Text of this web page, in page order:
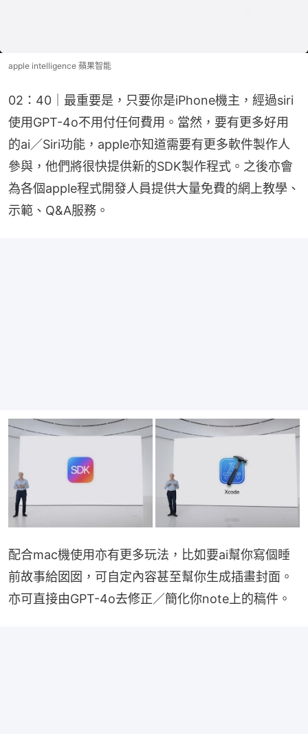
apple intelligence 蘋果智能
02：40｜最重要是，只要你是iPhone機主，經過siri
使用GPT-4o不用付任何費用。當然，要有更多好用
的ai／Siri功能，apple亦知道需要有更多軟件製作人
參與，他們將很快提供新的SDK製作程式。之後亦會
為各個apple程式開發人員提供大量免費的網上教學、
示範、Q&A服務。
配合mac機使用亦有更多玩法，比如要ai幫你寫個睡
前故事給囡囡，可自定內容甚至幫你生成插畫封面。
亦可直接由GPT-4o去修正／簡化你note上的稿件。